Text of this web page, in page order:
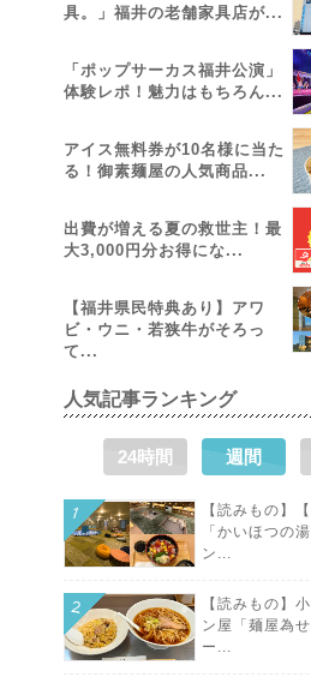
具。」福井の老舗家具店が...
「ポップサーカス福井公演」
体験レポ！魅力はもちろん...
アイス無料券が10名様に当た
る！御素麺屋の人気商品...
出費が増える夏の救世主！最
大3,000円分お得にな...
【福井県民特典あり】アワ
ビ・ウニ・若狭牛がそろっ
て...
人気記事ランキング
24時間 週間
【読みもの】
「かいほつの
ン...
【読みもの】
ン屋「麺屋為
ー...